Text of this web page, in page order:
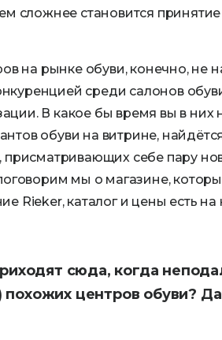
сложнее становится
на рынке обуви, конечно, не
среди салонов
В какое бы время вы в них
обуви на витрине,
присматривающих себе пару
мы о магазине,
Rieker, каталог и цены есть
сюда, когда
похожих центров обуви?